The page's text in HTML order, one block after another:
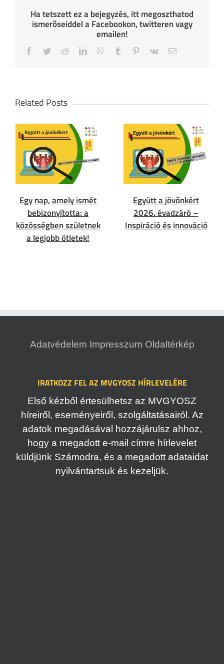
Ha tetszett ez a bejegyzés, itt megoszthatod
ismerőseiddel a Facebookon, twitteren vagy
emailen!
Facebook
TwitterRedditLinkedInWhatsApp
Tumblr Pinterest
Vk Email
Related Posts
Egy nap, amely ismét
bebizonyította: a
közösségben születnek
a legjobb ötletek!
Együtt a jövőnkért
2026. évadzáró –
Inspiráció és innováció
Adatvédelem Impresszum Oldaltérkép
IRATKOZZ FEL AZ MVGYOSZ HÍRLEVELÉRE
Első kézből értesülhetsz az MVGYOSZ
híreiről, eseményeiről, szolgáltatásairól. Az
adatok megadásával hozzájárulsz ahhoz,
hogy a megadott e-mail címre hírlevelet
küldjünk Számodra, és a megadott adataidat
nyilvántartsuk és kezeljük.